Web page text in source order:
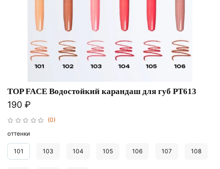
(0)
TOP FACE Водостойкий карандаш для губ PT613
190 ₽
оттенки
101 103 104 105 106 107 108